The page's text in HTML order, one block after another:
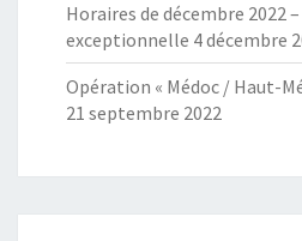
Horaires de décembre 2022
exceptionnelle 4 décembre
Opération « Médoc / Haut-
21 septembre 2022